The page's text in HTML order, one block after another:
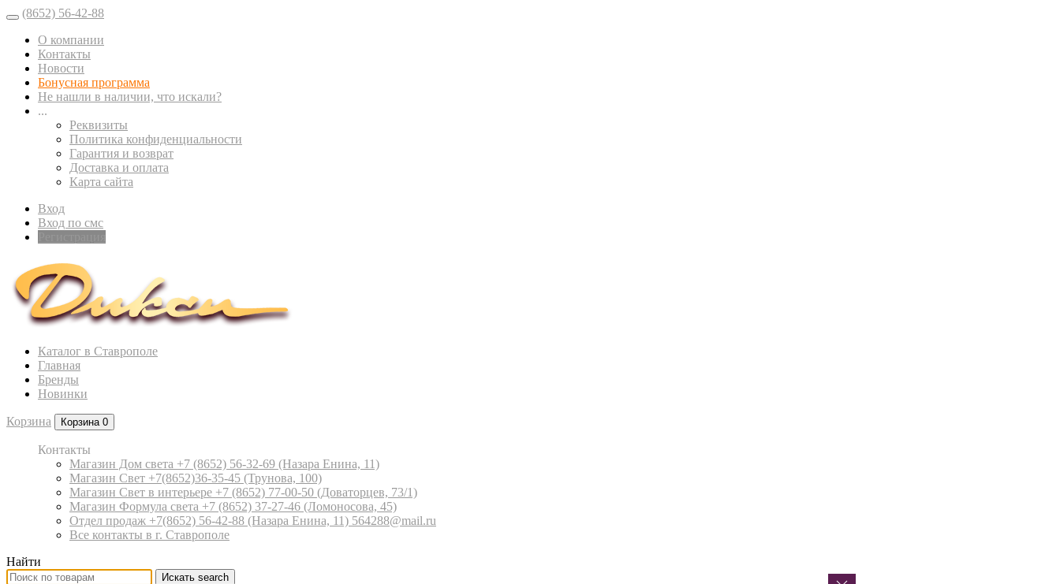
(8652) 56-42-88
О компании
Контакты
Новости
Бонусная программа
Не нашли в наличии, что искали?
...
Реквизиты
Политика конфиденциальности
Гарантия и возврат
Доставка и оплата
Карта сайта
Вход
Вход по смс
Каталог в Ставрополе
Главная
Бренды
Новинки
Корзина Корзина 0
Контакты
Магазин Дом света +7 (8652) 56-32-69 (Назара Енина, 11)
Магазин Свет +7(8652)36-35-45 (Трунова, 100)
Магазин Свет в интерьере +7 (8652) 77-00-50 (Доваторцев, 73/1)
Магазин Формула света +7 (8652) 37-27-46 (Ломоносова, 45)
Отдел продаж +7(8652) 56-42-88 (Назара Енина, 11) 564288@mail.ru
Все контакты в г. Ставрополе
Найти
Искать search